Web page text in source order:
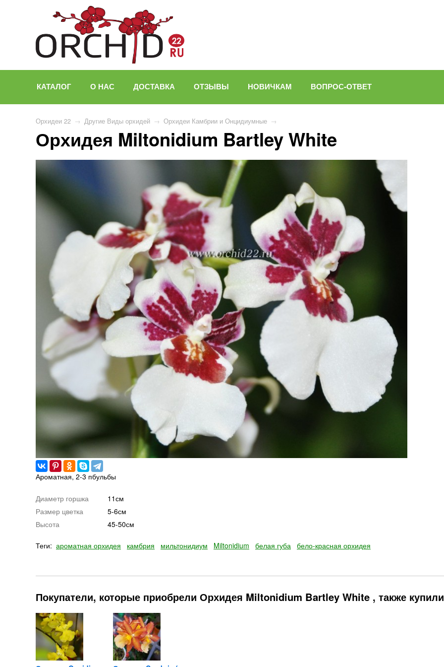
КАТАЛОГ О НАС ДОСТАВКА ОТЗЫВЫ НОВИЧКАМ ВОПРОС-ОТВЕТ
Орхидеи 22 → Другие Виды орхидей → Орхидеи Камбрии и Онцидиумные →
Орхидея Miltonidium Bartley White
Ароматная, 2-3 пбульбы
Диаметр горшка
11см
Размер цветка
5-6см
Высота
45-50см
Теги: ароматная орхидея камбрия мильтонидиум Miltonidium белая губа бело-красная орхидея
Покупатели, которые приобрели Орхидея Miltonidium Bartley White , также купили